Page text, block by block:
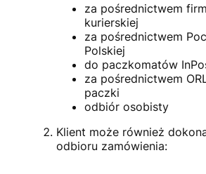
za pośrednictwem
kurierskiej
za pośrednictwem
Polskiej
do paczkomatów
za pośrednictwem
paczki
odbiór osobisty
Klient może również
odbioru zamówienia: